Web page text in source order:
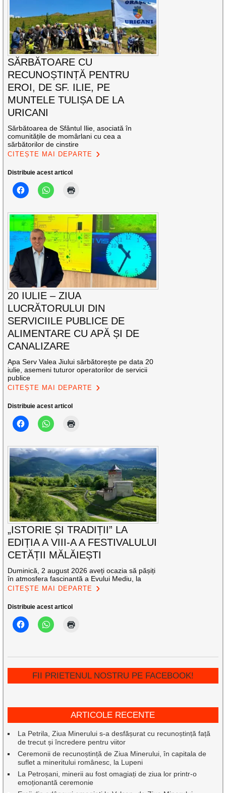
SĂRBĂTOARE CU
RECUNOȘTINȚĂ PENTRU
EROI, DE SF. ILIE, PE
MUNTELE TULIȘA DE LA
URICANI
Sărbătoarea de Sfântul Ilie, asociată în
comunitățile de momârlani cu cea a
sărbătorilor de cinstire
CITEȘTE MAI DEPARTE
Distribuie acest articol
20 IULIE – ZIUA
LUCRĂTORULUI DIN
SERVICIILE PUBLICE DE
ALIMENTARE CU APĂ ȘI DE
CANALIZARE
Apa Serv Valea Jiului sărbătorește pe data 20
iulie, asemeni tuturor operatorilor de servicii
publice
CITEȘTE MAI DEPARTE
Distribuie acest articol
„ISTORIE ȘI TRADIȚII” LA
EDIȚIA A VIII-A A FESTIVALULUI
CETĂȚII MĂLĂIEȘTI
Duminică, 2 august 2026 aveți ocazia să pășiți
în atmosfera fascinantă a Evului Mediu, la
CITEȘTE MAI DEPARTE
Distribuie acest articol
FII PRIETENUL NOSTRU PE FACEBOOK!
ARTICOLE RECENTE
La Petrila, Ziua Minerului s-a desfășurat cu recunoștință față
de trecut și încredere pentru viitor
Ceremonii de recunoștință de Ziua Minerului, în capitala de
suflet a mineritului românesc, la Lupeni
La Petroșani, minerii au fost omagiați de ziua lor printr-o
emoționantă ceremonie